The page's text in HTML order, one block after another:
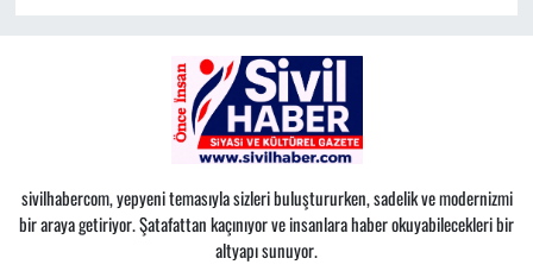
sivilhabercom, yepyeni temasıyla sizleri buluştururken, sadelik ve modernizmi
bir araya getiriyor. Şatafattan kaçınıyor ve insanlara haber okuyabilecekleri bir
altyapı sunuyor.